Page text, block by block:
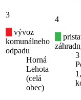
3
vývoz
komunálneho
odpadu
Horná
Lehota
(celá
obec)
4
3